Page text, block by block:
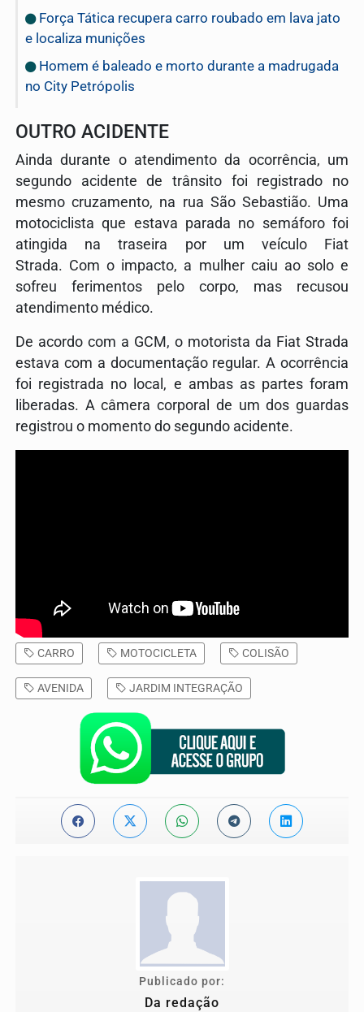
Força Tática recupera carro roubado em lava jato
e localiza munições
Homem é baleado e morto durante a madrugada
no City Petrópolis
OUTRO ACIDENTE
Ainda durante o atendimento da ocorrência, um
segundo acidente de trânsito foi registrado no
mesmo cruzamento, na rua São Sebastião. Uma
motociclista que estava parada no semáforo foi
atingida na traseira por um veículo Fiat
Strada. Com o impacto, a mulher caiu ao solo e
sofreu ferimentos pelo corpo, mas recusou
atendimento médico.
De acordo com a GCM, o motorista da Fiat Strada
estava com a documentação regular. A ocorrência
foi registrada no local, e ambas as partes foram
liberadas. A câmera corporal de um dos guardas
registrou o momento do segundo acidente.
CARRO MOTOCICLETA COLISÃO
AVENIDA JARDIM INTEGRAÇÃO
Publicado por:
Da redação